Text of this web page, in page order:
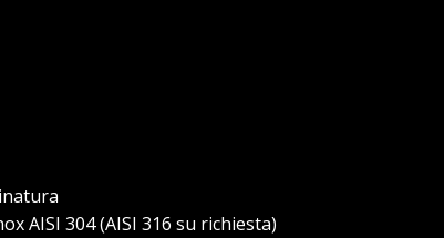
AISI 304 (AISI 316 su richiesta)